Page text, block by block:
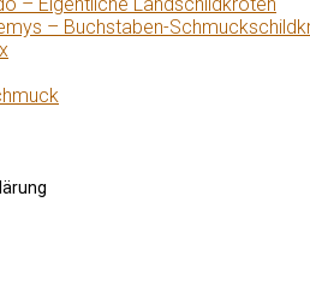
– Buchstaben-